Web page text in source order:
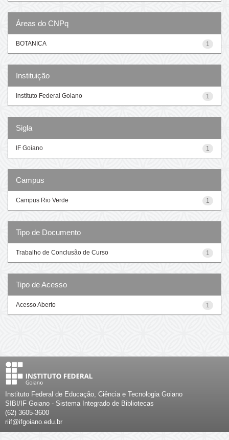
Áreas do CNPq
1
BOTANICA
Instituição
1
Instituto Federal Goiano
Sigla
1
IF Goiano
Campus
1
Campus Rio Verde
Tipo de Documento
1
Trabalho de Conclusão de Curso
Tipo de Acesso
1
Acesso Aberto
Instituto Federal de Educação, Ciência e Tecnologia Goiano
SIBI/IF Goiano - Sistema Integrado de Bibliotecas
(62) 3605-3600
riif@ifgoiano.edu.br